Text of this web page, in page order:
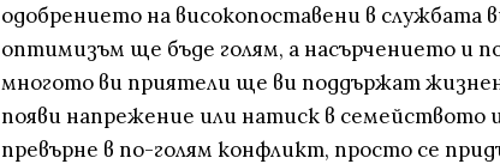
одобрението на високопоставени в службата
оптимизъм ще бъде голям, а насърчението и
многото ви приятели ще ви поддържат
появи напрежение или натиск в семейството и
превърне в по-голям конфликт, просто се